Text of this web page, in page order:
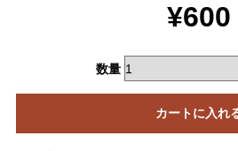
¥600
数量
カートに入れ